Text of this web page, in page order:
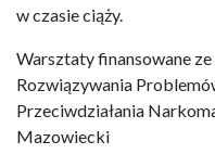
w czasie ciąży.
Warsztaty finansowane
Rozwiązywania
Przeciwdziałania
Mazowiecki